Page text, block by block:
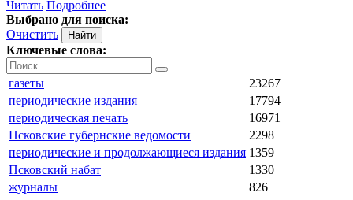
Читать Подробнее
Выбрано для поиска:
Очистить
Ключевые слова:
газеты
23267
периодические издания
17794
периодическая печать
16971
Псковские губернские ведомости
2298
периодические и продолжающиеся издания 1359
Псковский набат
1330
журналы
826